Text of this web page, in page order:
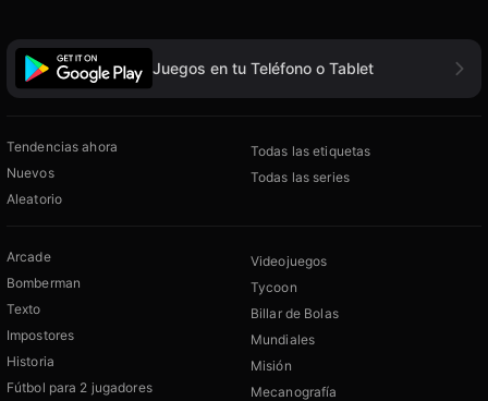
Juegos en tu Teléfono o Tablet
Tendencias ahora
Nuevos
Aleatorio
Todas las etiquetas
Todas las series
Arcade
Bomberman
Texto
Impostores
Historia
Fútbol para 2 jugadores
Videojuegos
Tycoon
Billar de Bolas
Mundiales
Misión
Mecanografía